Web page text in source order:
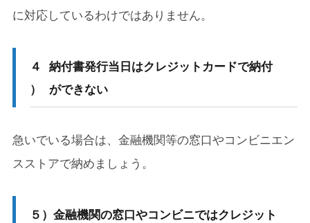
に対応しているわけではありません。
４
）
納付書発行当日はクレジットカードで納付
ができない
急いでいる場合は、金融機関等の窓口やコンビニエン
スストアで納めましょう。
５）金融機関の窓口やコンビニではクレジット